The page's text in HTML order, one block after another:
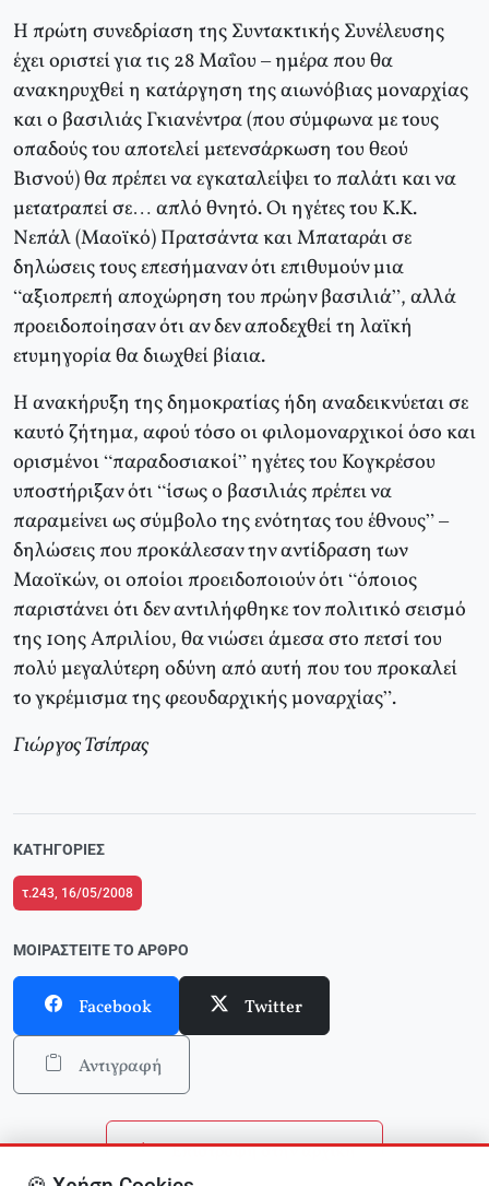
Η πρώτη συνεδρίαση της Συντακτικής Συνέλευσης
έχει οριστεί για τις 28 Μαΐου – ημέρα που θα
ανακηρυχθεί η κατάργηση της αιωνόβιας μοναρχίας
και ο βασιλιάς Γκιανέντρα (που σύμφωνα με τους
οπαδούς του αποτελεί μετενσάρκωση του θεού
Βισνού) θα πρέπει να εγκαταλείψει το παλάτι και να
μετατραπεί σε… απλό θνητό. Οι ηγέτες του Κ.Κ.
Νεπάλ (Μαοϊκό) Πρατσάντα και Μπαταράι σε
δηλώσεις τους επεσήμαναν ότι επιθυμούν μια
“αξιοπρεπή αποχώρηση του πρώην βασιλιά”, αλλά
προειδοποίησαν ότι αν δεν αποδεχθεί τη λαϊκή
ετυμηγορία θα διωχθεί βίαια.
Η ανακήρυξη της δημοκρατίας ήδη αναδεικνύεται σε
καυτό ζήτημα, αφού τόσο οι φιλομοναρχικοί όσο και
ορισμένοι “παραδοσιακοί” ηγέτες του Κογκρέσου
υποστήριξαν ότι “ίσως ο βασιλιάς πρέπει να
παραμείνει ως σύμβολο της ενότητας του έθνους” –
δηλώσεις που προκάλεσαν την αντίδραση των
Μαοϊκών, οι οποίοι προειδοποιούν ότι “όποιος
παριστάνει ότι δεν αντιλήφθηκε τον πολιτικό σεισμό
της 10ης Απριλίου, θα νιώσει άμεσα στο πετσί του
πολύ μεγαλύτερη οδύνη από αυτή που του προκαλεί
το γκρέμισμα της φεουδαρχικής μοναρχίας”.
Γιώργος Τσίπρας
ΚΑΤΗΓΟΡΊΕΣ
τ.243, 16/05/2008
ΜΟΙΡΑΣΤΕΊΤΕ ΤΟ ΆΡΘΡΟ
Facebook Twitter
Αντιγραφή
Επιστροφή στην αρχική